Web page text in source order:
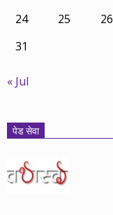
24
25 26
31
« Jul
पेड सेवा